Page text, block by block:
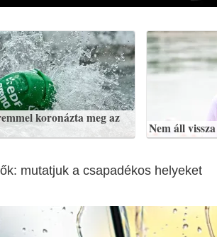
koronázta meg az
Nem áll
mutatjuk a csapadékos helyeket